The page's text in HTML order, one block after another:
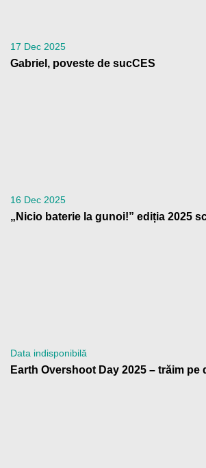
17 Dec 2025
Gabriel, poveste de sucCES
16 Dec 2025
Data indisponibilă
Earth Overshoot Day 2025 – trăim